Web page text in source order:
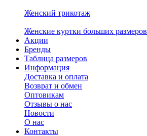
Женский трикотаж
Женские куртки больших размеров
Акции
Бренды
Таблица размеров
Информация
Доставка и оплата
Возврат и обмен
Оптовикам
Отзывы о нас
Новости
О нас
Контакты